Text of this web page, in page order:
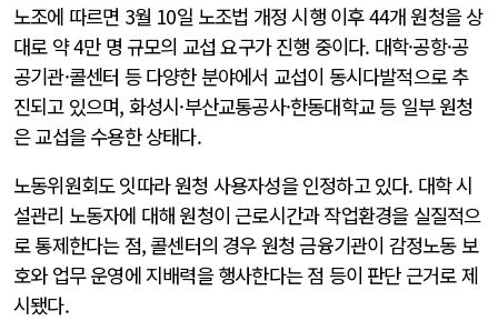
노조에 따르면 3월 10일 노조법 개정 시행 이후 44개 원청을 상
대로 약 4만 명 규모의 교섭 요구가 진행 중이다. 대학·공항·공
공기관·콜센터 등 다양한 분야에서 교섭이 동시다발적으로 추
진되고 있으며, 화성시·부산교통공사·한동대학교 등 일부 원청
은 교섭을 수용한 상태다.
노동위원회도 잇따라 원청 사용자성을 인정하고 있다. 대학 시
설관리 노동자에 대해 원청이 근로시간과 작업환경을 실질적으
로 통제한다는 점, 콜센터의 경우 원청 금융기관이 감정노동 보
호와 업무 운영에 지배력을 행사한다는 점 등이 판단 근거로 제
시됐다.